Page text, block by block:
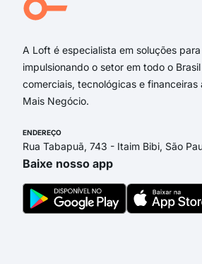
A Loft é especialista em soluções
impulsionando o setor em todo o
comerciais, tecnológicas e
Mais Negócio.
ENDEREÇO
Rua Tabapuã, 743 - Itaim Bibi, São
Baixe nosso app